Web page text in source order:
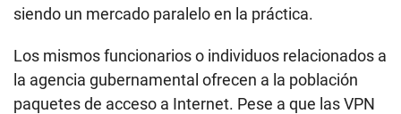
siendo un mercado paralelo en la práctica.
Los mismos funcionarios o individuos relacionados a
la agencia gubernamental ofrecen a la población
paquetes de acceso a Internet. Pese a que las VPN